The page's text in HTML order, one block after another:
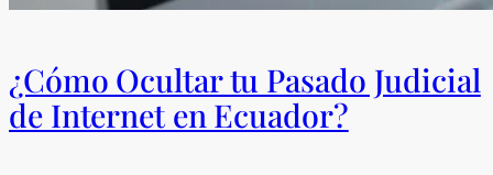
¿Cómo Ocultar tu Pasado Judicial
de Internet en Ecuador?